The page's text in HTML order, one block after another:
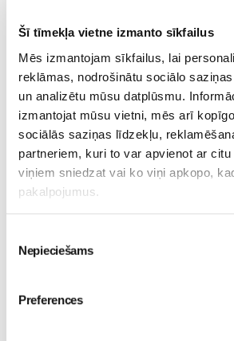
Šī tīmekļa vietne izmanto sīkfailus
Mēs izmantojam sīkfailus, lai
reklāmas, nodrošinātu sociālo
un analizētu mūsu datplūsmu.
izmantojat mūsu vietni, mēs arī
sociālās saziņas līdzekļu,
partneriem, kuri to var apvienot ar
viņiem sniedzat vai ko viņi apkopo,
pakalpojumus.
izvēle
Nepieciešams
Preferences
šo soli, mums jāsaprot arī tas, ka bērnu
interesēt pieaugušajiem paredzētais
mazais var garlaikoties un niķoties. Ja
doties mājās, mums jāatsaucas viņa
izlēmām viņu ņemt līdzi, nevis viņš
Atnākot mājās pēc pasākuma, svarīgi
grūti mūsu bērnam ir bijis to emocionāli
ir liela raudāšana un nemiers,
vai mūsu mazais tam ir gatavs, jo